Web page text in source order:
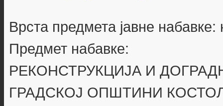
Врста предмета јавне
Предмет набавке:
РЕКОНСТРУКЦИЈА И
ГРАДСКОЈ ОПШТИНИ